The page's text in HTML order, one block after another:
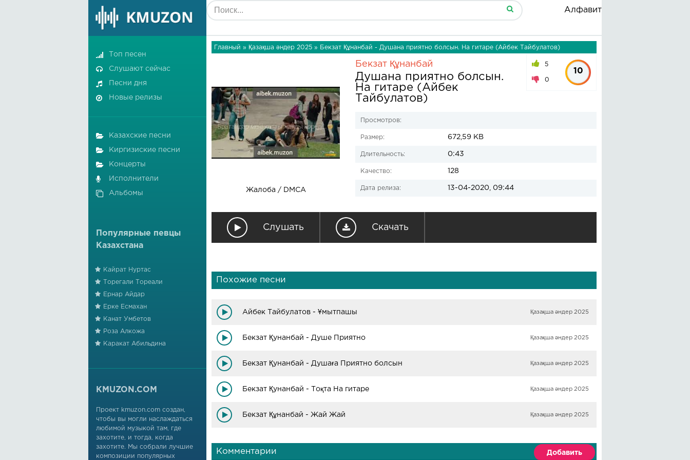
Алфавит
Главный » Қазақша әндер 2025 » Бекзат Құнанбай - Душана приятно болсын. На гитаре (Айбек Тайбулатов)
Жалоба / DMCA
Бекзат Құнанбай
Душана приятно болсын.
На гитаре (Айбек
Тайбулатов)
5
0
10
Просмотров:
Размер: 672,59 KB
Длительность: 0:43
Качество: 128
Дата релиза: 13-04-2020, 09:44
Слушать Скачать
Похожие песни
Айбек Тайбулатов - Ұмытпашы Қазақша әндер 2025
Бекзат Қунанбай - Душе Приятно Қазақша әндер 2025
Бекзат Қунанбай - Душаға Приятно болсын Қазақша әндер 2025
Бекзат Қунанбай - Тоқта На гитаре Қазақша әндер 2025
Бекзат Құнанбай - Жай Жай Қазақша әндер 2025
Комментарии Добавить
Топ песен
Слушают сейчас
Песни дня
Новые релизы
Казахские песни
Киргизиские песни
Концерты
Исполнители
Альбомы
Популярные певцы
Казахстана
Кайрат Нуртас
Торегали Тореали
Ернар Айдар
Ерке Есмахан
Канат Умбетов
Роза Алкожа
Каракат Абильдина
KMUZON.COM
Проект kmuzon.com создан,
чтобы вы могли наслаждаться
любимой музыкой там, где
захотите, и тогда, когда
захотите. Мы собрали лучшие
композиции популярных